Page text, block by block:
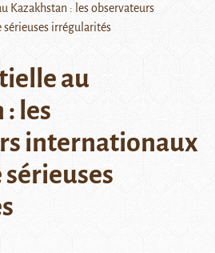
Kazakhstan : les observateurs
irrégularités
au
les
internationaux